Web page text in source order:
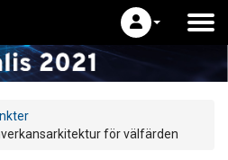
för välfärden